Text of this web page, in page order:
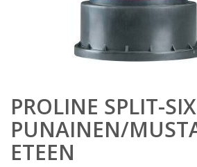
PROLINE SPLIT-
PUNAINEN/
ETEEN